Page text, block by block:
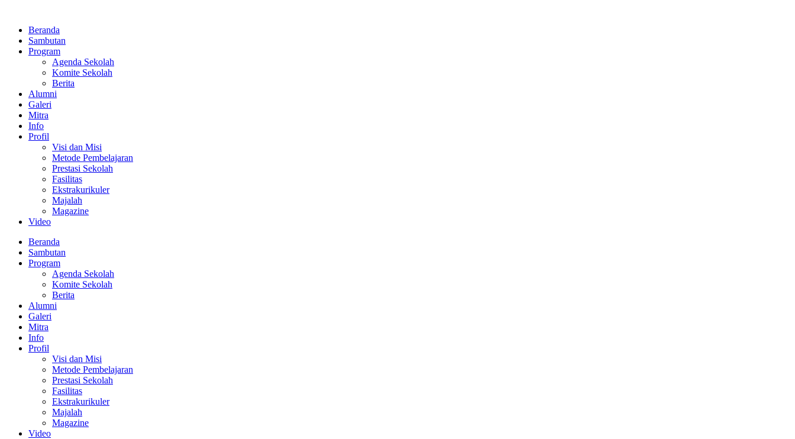
kontenBeranda
Sambutan
Program
Agenda Sekolah
Komite Sekolah
Berita
Alumni
Galeri
Mitra
Info
Profil
Visi dan Misi
Metode Pembelajaran
Prestasi Sekolah
Fasilitas
Ekstrakurikuler
Majalah
Magazine
Video
Beranda
Sambutan
Program
Agenda Sekolah
Komite Sekolah
Berita
Alumni
Galeri
Mitra
Info
Profil
Visi dan Misi
Metode Pembelajaran
Prestasi Sekolah
Fasilitas
Ekstrakurikuler
Majalah
Magazine
Video